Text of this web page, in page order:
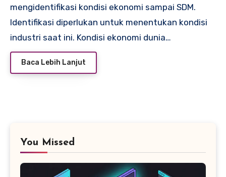
mengidentifikasi kondisi ekonomi sampai SDM.
Identifikasi diperlukan untuk menentukan kondisi
industri saat ini. Kondisi ekonomi dunia…
Baca Lebih Lanjut
You Missed